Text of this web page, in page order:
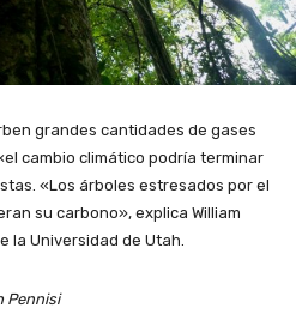
grandes cantidades de gases
cambio climático podría terminar
«Los árboles estresados ​​por el
su carbono», explica William
la Universidad de Utah.
Pennisi